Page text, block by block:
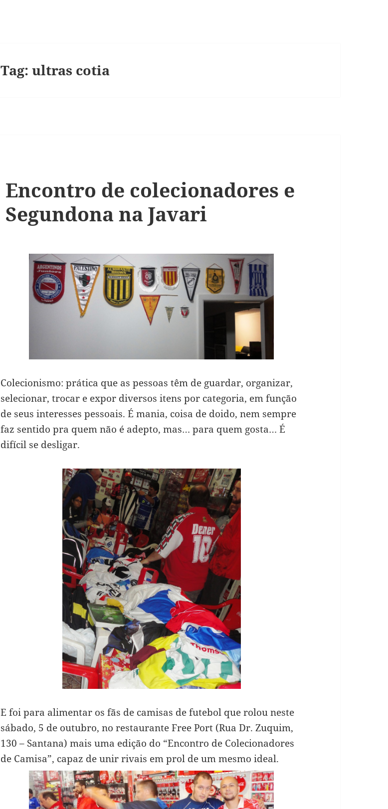
Tag: ultras cotia
Encontro de colecionadores e
Segundona na Javari
Colecionismo: prática que as pessoas têm de guardar, organizar,
selecionar, trocar e expor diversos itens por categoria, em função
de seus interesses pessoais. É mania, coisa de doido, nem sempre
faz sentido pra quem não é adepto, mas… para quem gosta… É
difícil se desligar.
E foi para alimentar os fãs de camisas de futebol que rolou neste
sábado, 5 de outubro, no restaurante Free Port (Rua Dr. Zuquim,
130 – Santana) mais uma edição do “Encontro de Colecionadores
de Camisa”, capaz de unir rivais em prol de um mesmo ideal.